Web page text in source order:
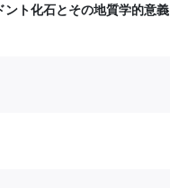
ト化石とその地質学的意義